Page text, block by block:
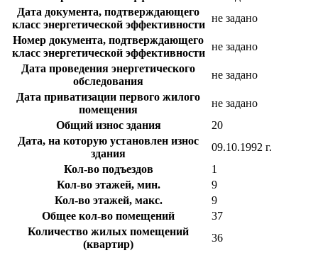
Дата документа, подтверждающего
класс энергетической эффективности
не задано
Номер документа, подтверждающего
класс энергетической эффективности
не задано
Дата проведения энергетического
обследования
не задано
Дата приватизации первого жилого
помещения
не задано
Общий износ здания
20
Дата, на которую установлен износ
здания
09.10.1992 г.
Кол-во подъездов
1
Кол-во этажей, мин.
9
Кол-во этажей, макс.
9
Общее кол-во помещений
37
Количество жилых помещений
(квартир)
36